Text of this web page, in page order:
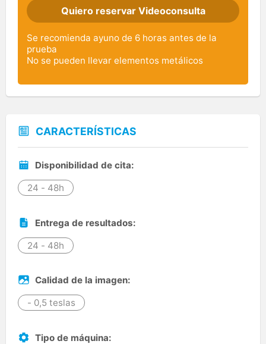
Quiero reservar Videoconsulta
Se recomienda ayuno de 6 horas antes de la
prueba
No se pueden llevar elementos metálicos
CARACTERÍSTICAS
Disponibilidad de cita:
24 - 48h
Entrega de resultados:
24 - 48h
Calidad de la imagen:
- 0,5 teslas
Tipo de máquina: